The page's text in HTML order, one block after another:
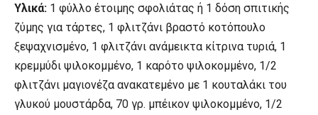
Υλικά: 1 φύλλο έτοιμης σφολιάτας ή 1 δόση σπιτικής
ζύμης για τάρτες, 1 φλιτζάνι βραστό κοτόπουλο
ξεψαχνισμένο, 1 φλιτζάνι ανάμεικτα κίτρινα τυριά, 1
κρεμμύδι ψιλοκομμένο, 1 καρότο ψιλοκομμένο, 1/2
φλιτζάνι μαγιονέζα ανακατεμένο με 1 κουταλάκι του
γλυκού μουστάρδα, 70 γρ. μπέικον ψιλοκομμένο, 1/2